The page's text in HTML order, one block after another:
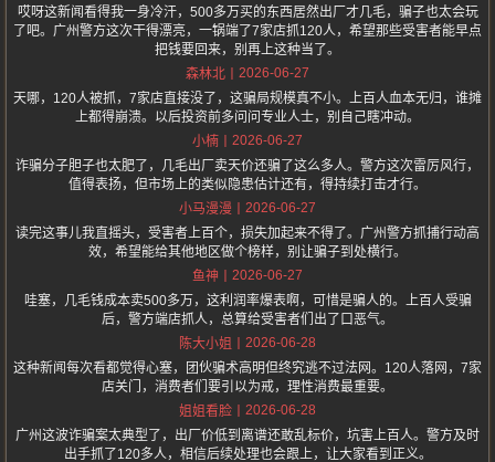
哎呀这新闻看得我一身冷汗，500多万买的东西居然出厂才几毛，骗子也太会玩
了吧。广州警方这次干得漂亮，一锅端了7家店抓120人，希望那些受害者能早点
把钱要回来，别再上这种当了。
森林北
2026-06-27
天哪，120人被抓，7家店直接没了，这骗局规模真不小。上百人血本无归，谁摊
上都得崩溃。以后投资前多问问专业人士，别自己瞎冲动。
小楠
2026-06-27
诈骗分子胆子也太肥了，几毛出厂卖天价还骗了这么多人。警方这次雷厉风行，
值得表扬，但市场上的类似隐患估计还有，得持续打击才行。
小马漫漫
2026-06-27
读完这事儿我直摇头，受害者上百个，损失加起来不得了。广州警方抓捕行动高
效，希望能给其他地区做个榜样，别让骗子到处横行。
鱼神
2026-06-27
哇塞，几毛钱成本卖500多万，这利润率爆表啊，可惜是骗人的。上百人受骗
后，警方端店抓人，总算给受害者们出了口恶气。
陈大小姐
2026-06-28
这种新闻每次看都觉得心塞，团伙骗术高明但终究逃不过法网。120人落网，7家
店关门，消费者们要引以为戒，理性消费最重要。
姐姐看脸
2026-06-28
广州这波诈骗案太典型了，出厂价低到离谱还敢乱标价，坑害上百人。警方及时
出手抓了120多人，相信后续处理也会跟上，让大家看到正义。